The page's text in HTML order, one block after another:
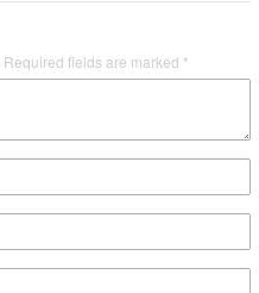
Required fields are marked *